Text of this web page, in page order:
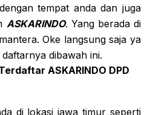
tempat anda dan juga
ASKARINDO. Yang berada di
Oke langsung saja ya
dibawah ini.
ASKARINDO DPD
di lokasi jawa timur seperti